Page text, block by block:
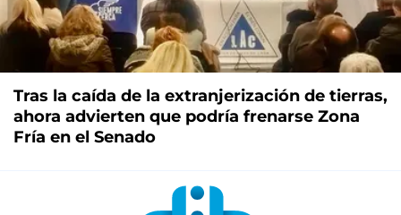
Tras la caída de la extranjerización de tierras,
ahora advierten que podría frenarse Zona
Fría en el Senado